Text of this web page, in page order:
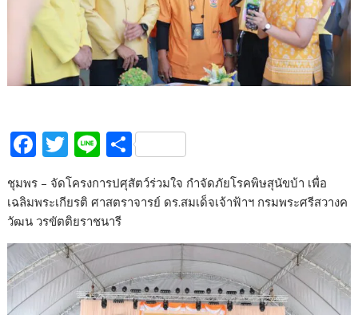
F
ac
e
b
o
o
k
T
w
itt
er
Li
e
S
h
ar
ชุมพร – จัดโครงการปศุสัตว์ร่วมใจ กำจัดภัยโรคพิษสุนัขบ้า เพื่อ
เฉลิมพระเกียรติ ศาสตราจารย์ ดร.สมเด็จเจ้าฟ้าฯ กรมพระศรีสวางค
วัฒน วรขัตติยราชนารี